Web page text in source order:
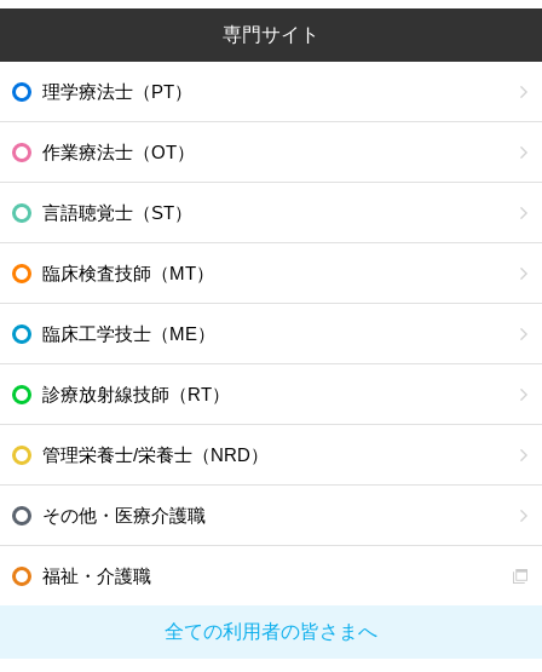
専門サイト
理学療法士（PT）
作業療法士（OT）
言語聴覚士（ST）
臨床検査技師（MT）
臨床工学技士（ME）
診療放射線技師（RT）
管理栄養士/栄養士（NRD）
その他・医療介護職
福祉・介護職
全ての利用者の皆さまへ